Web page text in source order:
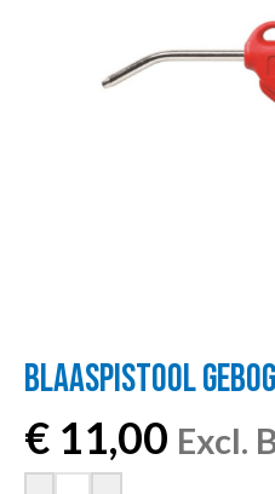
BLAASPISTOOL
€ 11,00 Excl.